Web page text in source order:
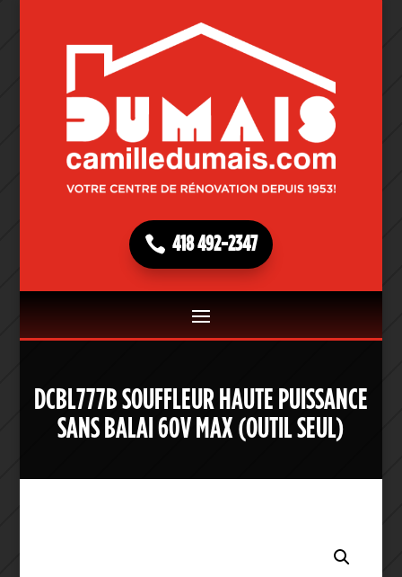
418 492-2347
DCBL777B SOUFFLEUR HAUTE PUISSANCE
SANS BALAI 60V MAX (OUTIL SEUL)